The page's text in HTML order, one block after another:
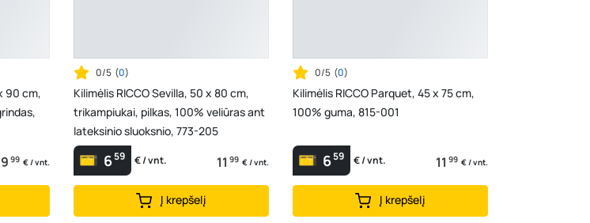
90 cm,
9 99 € / vnt.
0/5 (0)
Kilimėlis RICCO Sevilla, 50 x 80 cm,
trikampiukai, pilkas, 100% veliūras ant
lateksinio sluoksnio, 773-205
659 € / vnt. 11 99 € / vnt.
Į krepšelį
0/5 (0)
Kilimėlis RICCO Parquet, 45 x 75 cm,
100% guma, 815-001
659 € / vnt. 11 99 € / vnt.
Į krepšelį